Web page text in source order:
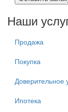
Наши
Продажа
Покупка
Доверительное
Ипотека